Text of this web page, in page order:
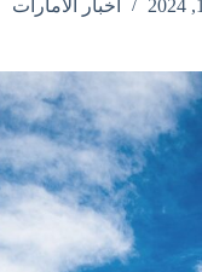
اخبار الامارات